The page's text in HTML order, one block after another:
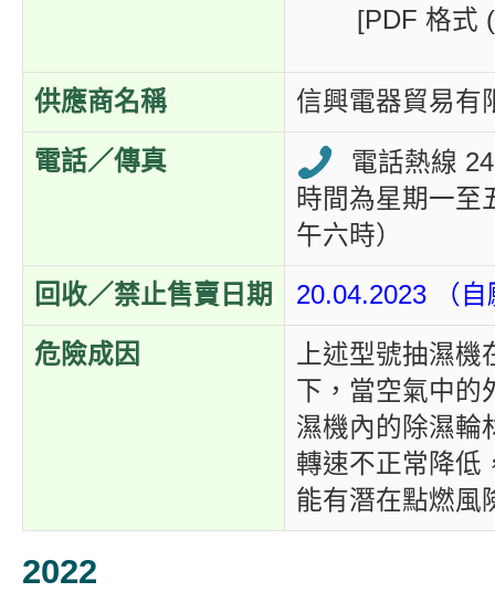
[PDF 格式
供應商名稱 信興電器貿易有
電話／傳真
電話熱線
時間為星期一至
午六時）
回收／禁止售賣日期 20.04.2023 （
危險成因
上述型號抽濕
下，當空氣中的
濕機內的除濕輪
轉速不正常降低
能有潛在點燃風
2022